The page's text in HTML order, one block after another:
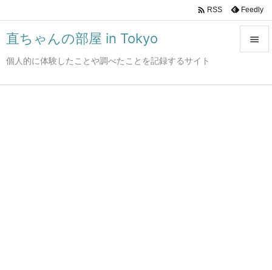
直ちゃんの部屋 in Tokyo
個人的に体験したことや調べたことを記録するサイト

 RSS Feedly